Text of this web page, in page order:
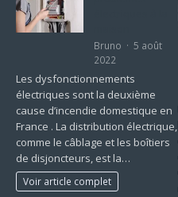
Bruno
5 août
2022
Les dysfonctionnements
électriques sont la deuxième
cause d’incendie domestique en
France . La distribution électrique,
comme le câblage et les boîtiers
de disjoncteurs, est la…
Voir article complet